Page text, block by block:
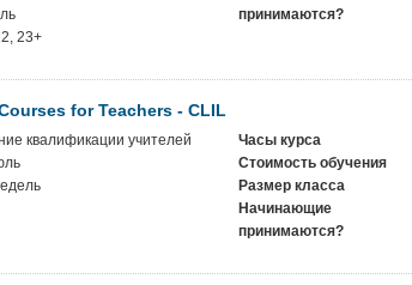
23+
принимаются?
for Teachers - CLIL
квалификации учителей
Часы курса
Стоимость обучения
Размер класса
Начинающие
принимаются?